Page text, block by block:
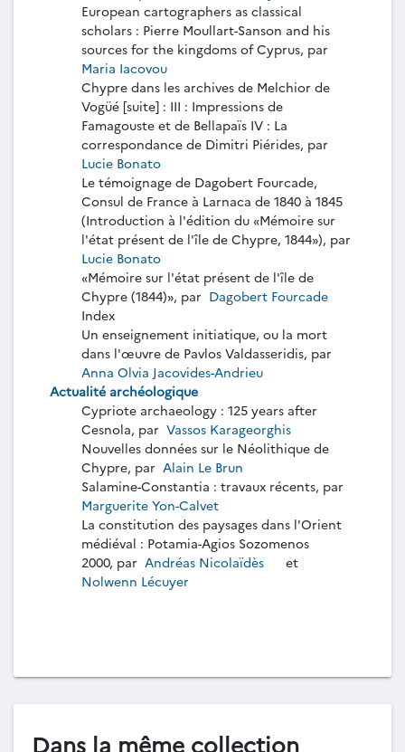
European cartographers as classical
scholars : Pierre Moullart-Sanson and his
sources for the kingdoms of Cyprus, par
Maria Iacovou
Chypre dans les archives de Melchior de
Vogüé [suite] : III : Impressions de
Famagouste et de Bellapaïs IV : La
correspondance de Dimitri Piérides, par
Lucie Bonato
Le témoignage de Dagobert Fourcade,
Consul de France à Larnaca de 1840 à 1845
(Introduction à l'édition du «Mémoire sur
l'état présent de l'île de Chypre, 1844»), par
Lucie Bonato
«Mémoire sur l'état présent de l'île de
Chypre (1844)», par Dagobert Fourcade
Index
Un enseignement initiatique, ou la mort
dans l'œuvre de Pavlos Valdasseridis, par
Anna Olvia Jacovides-Andrieu
Actualité archéologique
Cypriote archaeology : 125 years after
Cesnola, par Vassos Karageorghis
Nouvelles données sur le Néolithique de
Chypre, par Alain Le Brun
Salamine-Constantia : travaux récents, par
Marguerite Yon-Calvet
La constitution des paysages dans l'Orient
médiéval : Potamia-Agios Sozomenos
2000, par Andréas Nicolaïdès
et
Nolwenn Lécuyer
Dans la même collection